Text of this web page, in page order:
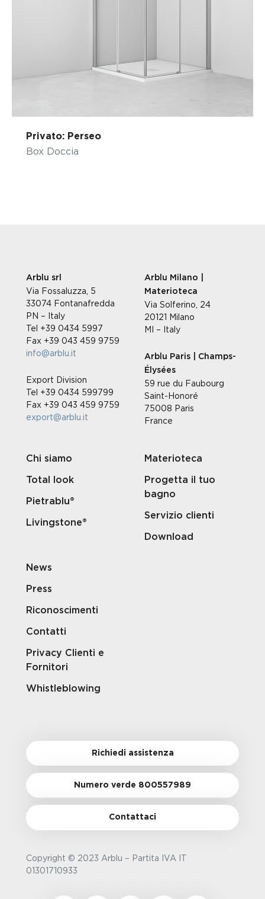
Privato: Perseo
Box Doccia
Arblu srl
Via Fossaluzza, 5
33074 Fontanafredda
PN – Italy
Tel +39 0434 5997
Fax +39 043 459 9759
info@arblu.it
Export Division
Tel +39 0434 599799
Fax +39 043 459 9759
export@arblu.it
Arblu Milano |
Materioteca
Via Solferino, 24
20121 Milano
MI – Italy
Arblu Paris | Champs-
Élysées
59 rue du Faubourg
Saint-Honoré
75008 Paris
France
Chi siamo
Total look
Pietrablu®
Livingstone®
Materioteca
Progetta il tuo
bagno
Servizio clienti
Download
News
Press
Riconoscimenti
Contatti
Privacy Clienti e
Fornitori
Whistleblowing
Richiedi assistenza
Numero verde 800557989
Contattaci
Copyright © 2023 Arblu – Partita IVA IT
01301710933